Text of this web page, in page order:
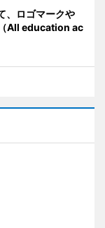
、ロゴマークや
All education ac